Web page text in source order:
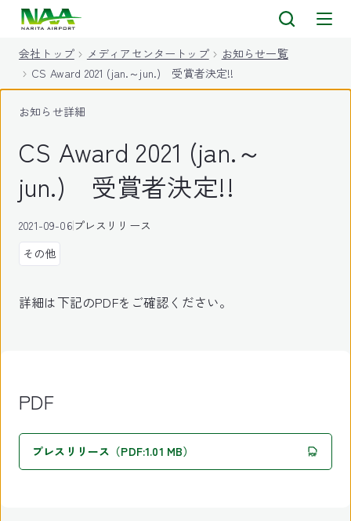
会社トップ メディアセンタートップ
お知らせ一覧
CS Award 2021 (jan.～jun.) 受賞者決定!!
お知らせ詳細
CS Award 2021 (jan.～
jun.) 受賞者決定!!
2021-09-06プレスリリース
その他
詳細は下記のPDFをご確認ください。
PDF
プレスリリース（PDF:1.01 MB）